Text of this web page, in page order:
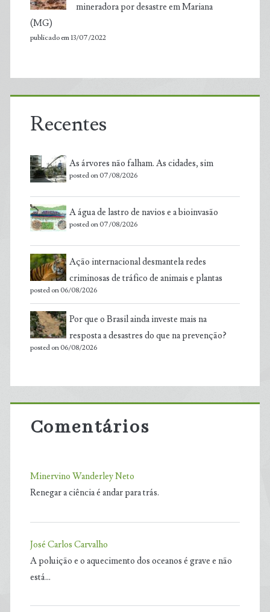
mineradora por desastre em Mariana
(MG)
publicado em 13/07/2022
Recentes
As árvores não falham. As cidades, sim
posted on 07/08/2026
A água de lastro de navios e a bioinvasão
posted on 07/08/2026
Ação internacional desmantela redes
criminosas de tráfico de animais e plantas
posted on 06/08/2026
Por que o Brasil ainda investe mais na
resposta a desastres do que na prevenção?
posted on 06/08/2026
Comentários
Minervino Wanderley Neto
Renegar a ciência é andar para trás.
José Carlos Carvalho
A poluição e o aquecimento dos oceanos é grave e não
está…